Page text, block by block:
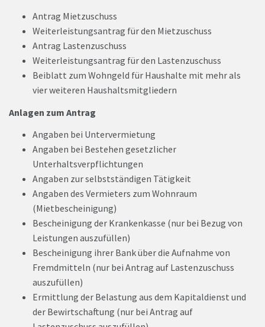
Antrag Mietzuschuss
Weiterleistungsantrag für den Mietzuschuss
Antrag Lastenzuschuss
Weiterleistungsantrag für den Lastenzuschuss
Beiblatt zum Wohngeld für Haushalte mit mehr als
vier weiteren Haushaltsmitgliedern
Anlagen zum Antrag
Angaben bei Untervermietung
Angaben bei Bestehen gesetzlicher
Unterhaltsverpflichtungen
Angaben zur selbstständigen Tätigkeit
Angaben des Vermieters zum Wohnraum
(Mietbescheinigung)
Bescheinigung der Krankenkasse (nur bei Bezug von
Leistungen auszufüllen)
Bescheinigung ihrer Bank über die Aufnahme von
Fremdmitteln (nur bei Antrag auf Lastenzuschuss
auszufüllen)
Ermittlung der Belastung aus dem Kapitaldienst und
der Bewirtschaftung (nur bei Antrag auf